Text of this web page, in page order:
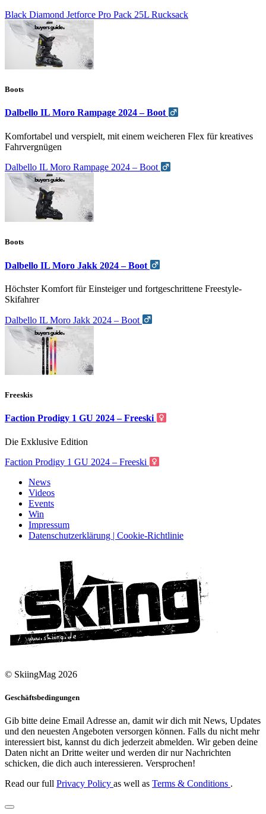
Black Diamond Jetforce Pro Pack 25L Rucksack
Boots
Dalbello IL Moro Rampage 2024 – Boot
Komfortabel und verspielt, mit einem weicheren Flex für kreatives
Fahrvergnügen
Dalbello IL Moro Rampage 2024 – Boot
Boots
Dalbello IL Moro Jakk 2024 – Boot
Höchster Komfort für Einsteiger und fortgeschrittene Freestyle-
Skifahrer
Dalbello IL Moro Jakk 2024 – Boot
Freeskis
Faction Prodigy 1 GU 2024 – Freeski
Die Exklusive Edition
Faction Prodigy 1 GU 2024 – Freeski
News
Videos
Events
Win
Impressum
Datenschutzerklärung | Cookie-Richtlinie
© SkiingMag 2026
Geschäftsbedingungen
Gib bitte deine Email Adresse an, damit wir dich mit News, Updates
und den neuesten Angeboten versorgen können. Falls du nicht mehr
interessiert bist, kannst du dich jederzeit abmelden. Wir geben deine
Daten nicht an Dritte weiter und werden dir nur Nachrichten
schicken, die dich auch interessieren. Versprochen!
Read our full Privacy Policy as well as Terms & Conditions .